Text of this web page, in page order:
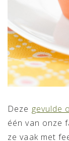
Deze gevulde
één van onze
ze vaak met